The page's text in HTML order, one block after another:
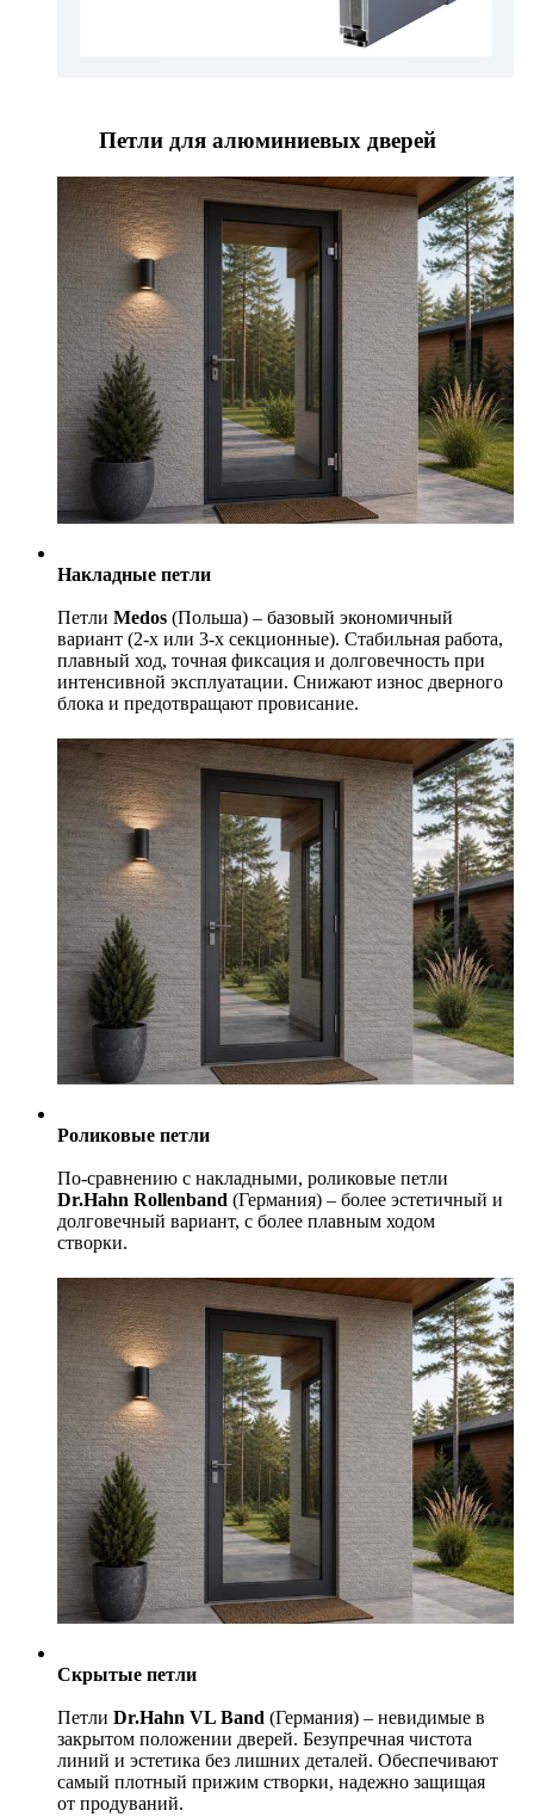
Петли для алюминиевых дверей
Накладные петли
Петли Medos (Польша) – базовый экономичный
вариант (2-х или 3-х секционные). Стабильная работа,
плавный ход, точная фиксация и долговечность при
интенсивной эксплуатации. Снижают износ дверного
блока и предотвращают провисание.
Роликовые петли
По-сравнению с накладными, роликовые петли
Dr.Hahn Rollenband (Германия) – более эстетичный и
долговечный вариант, с более плавным ходом
створки.
Скрытые петли
Петли Dr.Hahn VL Band (Германия) – невидимые в
закрытом положении дверей. Безупречная чистота
линий и эстетика без лишних деталей. Обеспечивают
самый плотный прижим створки, надежно защищая
от продуваний.